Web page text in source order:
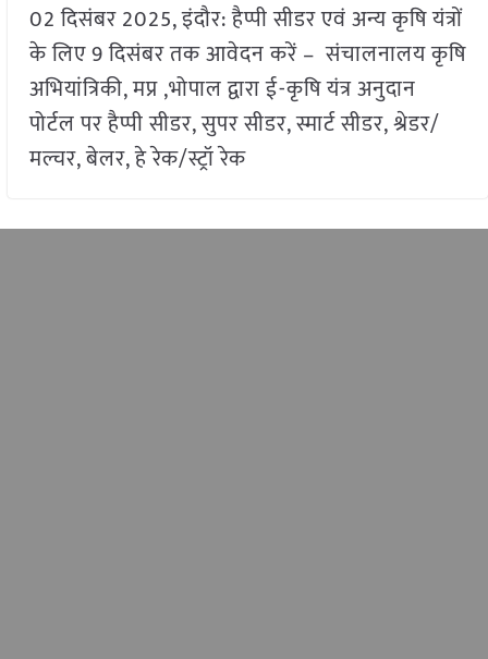
02 दिसंबर 2025, इंदौर: हैप्पी सीडर एवं अन्य कृषि यंत्रों
के लिए 9 दिसंबर तक आवेदन करें – संचालनालय कृषि
अभियांत्रिकी, मप्र ,भोपाल द्वारा ई-कृषि यंत्र अनुदान
पोर्टल पर हैप्पी सीडर, सुपर सीडर, स्मार्ट सीडर, श्रेडर/
मल्चर, बेलर, हे रेक/स्ट्रॉ रेक